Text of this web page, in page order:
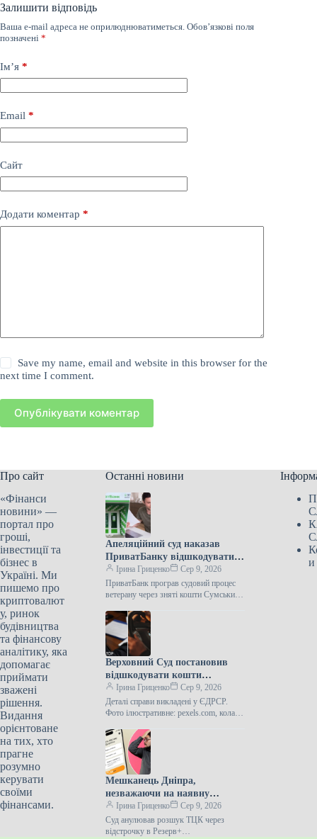
Залишити відповідь
Ваша e-mail адреса не оприлюднюватиметься. Обов’язкові поля
позначені *
Ім’я *
Email *
Сайт
Додати коментар *
Save my name, email and website in this browser for the
next time I comment.
Опублікувати коментар
Про сайт
«Фінанси
новини» —
портал про
гроші,
інвестиції та
бізнес в
Україні. Ми
пишемо про
криптовалют
у, ринок
будівництва
та фінансову
аналітику, яка
допомагає
приймати
зважені
рішення.
Видання
орієнтоване
на тих, хто
прагне
розумно
керувати
своїми
фінансами.
Останні новини
Апеляційний суд наказав
ПриватБанку відшкодувати
ветерану війни 12 741 гривню,
привласнену зловмисниками.
Ірина Гриценко
Сер 9, 2026
ПриватБанк програв судовий процес
ветерану через зняті кошти Сумський
задоволенні скарги АТ КБ
“ПриватБанк”…
Верховний Суд постановив
відшкодувати кошти
дніпрянину, на якого поліція
безпідставно склала протокол
за керування автомобілем під
Ірина Гриценко
Сер 9, 2026
Деталі справи викладені у ЄДРСР.
Фото ілюстративне: pexels.com, колаж:
2026 року відхилив касаційну вимогу
мешканця…
Мешканець Дніпра,
незважаючи на наявну
відстрочку, мав статус особи,
яку розшукують, у додатку
“Резерв+” – яким було
Ірина Гриценко
Сер 9, 2026
Суд анулював розшук ТЦК через
відстрочку в Резерв+
и